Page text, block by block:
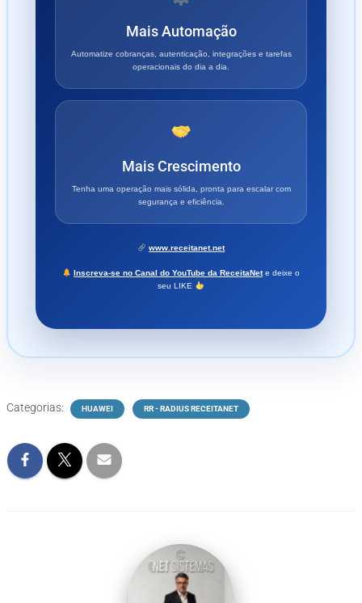
Mais Automação
Automatize cobranças, autenticação, integrações e tarefas
operacionais do dia a dia.
Mais Crescimento
Tenha uma operação mais sólida, pronta para escalar com
segurança e eficiência.
www.receitanet.net
Inscreva-se no Canal do YouTube da ReceitaNete deixe o
seu LIKE
Categorias: HUAWEI RR - RADIUS RECEITANET